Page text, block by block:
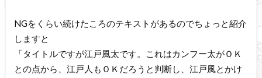
NGをくらい続けたころのテキストがあるのでちょっと紹介
しますと
「タイトルですが江戸風太です。これはカンフー太がＯＫ
との点から、江戸人もＯＫだろうと判断し、江戸風とかけ